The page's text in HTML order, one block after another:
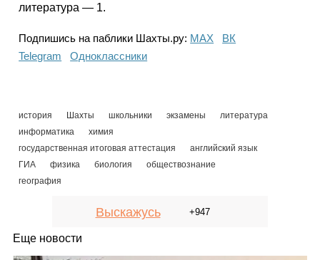
литература — 1.
Подпишись на паблики Шахты.ру: МАХ
ВК
Telegram
Одноклассники
история Шахты школьники экзамены
литература
информатика
химия
государственная итоговая аттестация
английский язык
ГИА
физика биология
обществознание
география
Выскажусь +947
Еще новости